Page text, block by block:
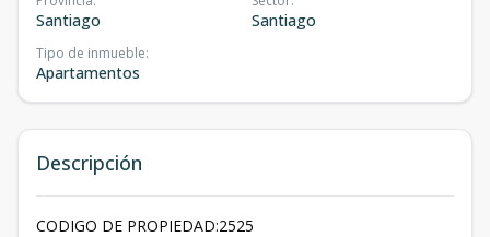
Santiago Santiago
Tipo de inmueble:
Apartamentos
Descripción
CODIGO DE PROPIEDAD:2525